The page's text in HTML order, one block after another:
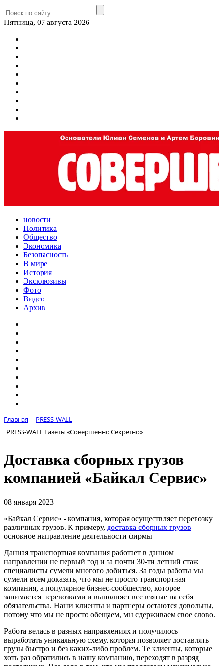
Пятница, 07 августа 2026
новости
Политика
Общество
Экономика
Безопасность
В мире
История
Эксклюзивы
Фото
Видео
Архив
Главная
PRESS-WALL
PRESS-WALL Газеты «Совершенно Секретно»
Доставка сборных грузов
компанией «Байкал Сервис»
08 января 2023
«Байкал Сервис» - компания, которая осуществляет перевозку
различных грузов. К примеру, доставка сборных грузов –
основное направление деятельности фирмы.
Данная транспортная компания работает в данном
направлении не первый год и за почти 30-ти летний стаж
специалисты сумели многого добиться. За годы работы мы
сумели всем доказать, что мы не просто транспортная
компания, а популярное бизнес-сообщество, которое
занимается перевозками и выполняет все взятые на себя
обязательства. Наши клиенты и партнеры остаются довольны,
потому что мы не просто обещаем, мы сдерживаем свое слово.
Работа велась в разных направлениях и получилось
выработать уникальную схему, которая позволяет доставлять
грузы быстро и без каких-либо проблем. Те клиенты, которые
хоть раз обратились в нашу компанию, переходят в разряд